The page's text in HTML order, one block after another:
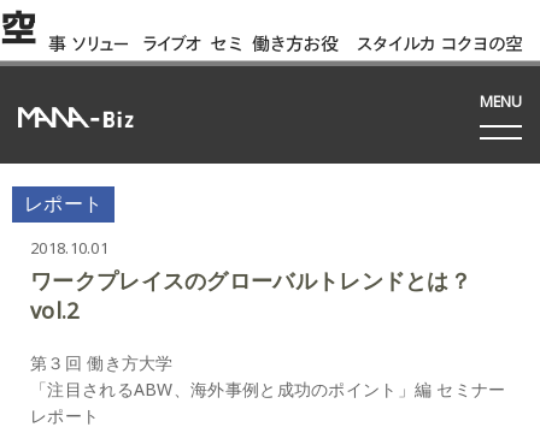
空 事
例
ソリュー
ション
ライブオ
フィス
セミ
ナー
働き方お役
立ち資料
スタイルカ
タログ
コクヨの空
間って!?
MENU
レポート
2018.10.01
ワークプレイスのグローバルトレンドとは？
vol.2
第３回 働き方大学
「注目されるABW、海外事例と成功のポイント」編 セミナー
レポート